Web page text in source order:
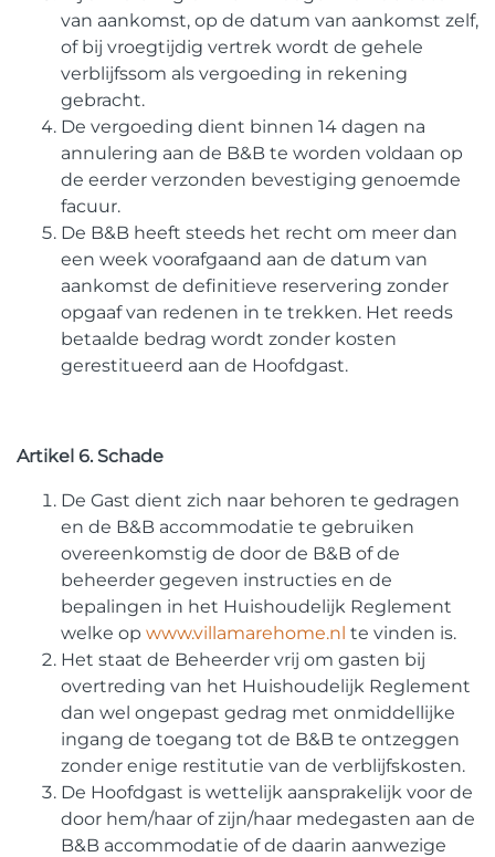
van aankomst, op de datum van aankomst zelf,
of bij vroegtijdig vertrek wordt de gehele
verblijfssom als vergoeding in rekening
gebracht.
De vergoeding dient binnen 14 dagen na
annulering aan de B&B te worden voldaan op
de eerder verzonden bevestiging genoemde
facuur.
De B&B heeft steeds het recht om meer dan
een week voorafgaand aan de datum van
aankomst de definitieve reservering zonder
opgaaf van redenen in te trekken. Het reeds
betaalde bedrag wordt zonder kosten
gerestitueerd aan de Hoofdgast.
Artikel 6. Schade
De Gast dient zich naar behoren te gedragen
en de B&B accommodatie te gebruiken
overeenkomstig de door de B&B of de
beheerder gegeven instructies en de
bepalingen in het Huishoudelijk Reglement
welke op www.villamarehome.nl te vinden is.
Het staat de Beheerder vrij om gasten bij
overtreding van het Huishoudelijk Reglement
dan wel ongepast gedrag met onmiddellijke
ingang de toegang tot de B&B te ontzeggen
zonder enige restitutie van de verblijfskosten.
De Hoofdgast is wettelijk aansprakelijk voor de
door hem/haar of zijn/haar medegasten aan de
B&B accommodatie of de daarin aanwezige